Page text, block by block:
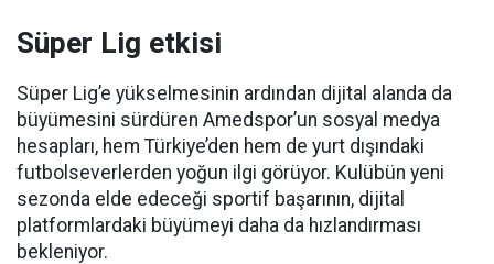
Süper Lig etkisi
Süper Lig’e yükselmesinin ardından dijital alanda da
büyümesini sürdüren Amedspor’un sosyal medya
hesapları, hem Türkiye’den hem de yurt dışındaki
futbolseverlerden yoğun ilgi görüyor. Kulübün yeni
sezonda elde edeceği sportif başarının, dijital
platformlardaki büyümeyi daha da hızlandırması
bekleniyor.